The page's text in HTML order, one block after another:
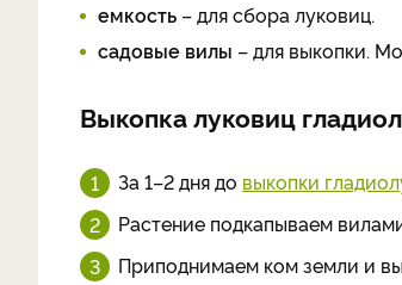
емкость – для сбора луковиц.
садовые вилы – для выкопки.
Выкопка луковиц
За 1–2 дня до выкопки
Растение подкапываем
Приподнимаем ком земли и